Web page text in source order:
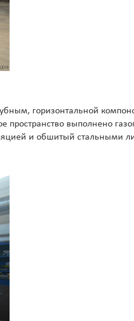
горизонтальной
пространство выполнено
и обшитый стальными